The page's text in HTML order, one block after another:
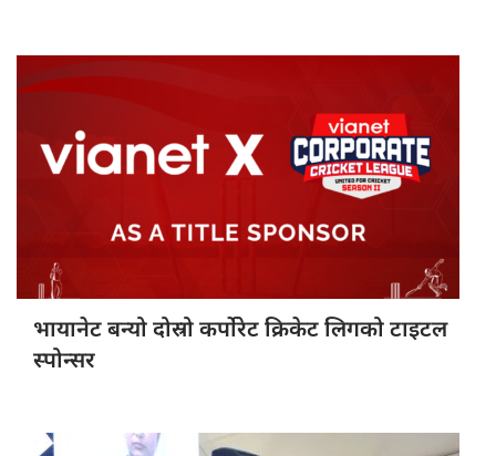
भायानेट बन्योदोस्रो कर्पोरेट क्रिकेट लिगको टाइटल
स्पोन्सर